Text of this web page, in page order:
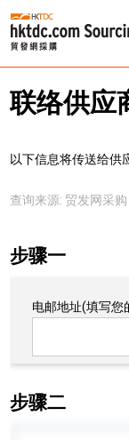
联络供应
以下信息将传送给供
查询来源: 贸发网采购
步骤一
电邮地址(填写您
步骤二